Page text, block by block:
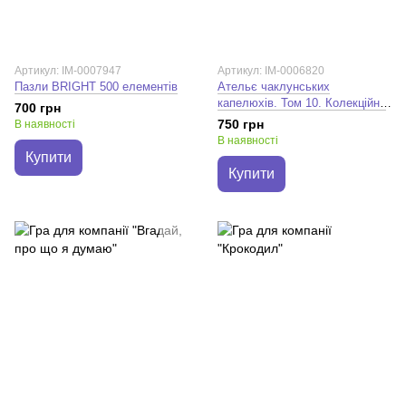
Артикул: IM-0007947
Пазли BRIGHT 500 елементів
700 грн
В наявності
Купити
Артикул: IM-0006820
Ательє чаклунських
капелюхів. Том 10. Колекційне
видання. Камоме Шірахама
750 грн
В наявності
Купити